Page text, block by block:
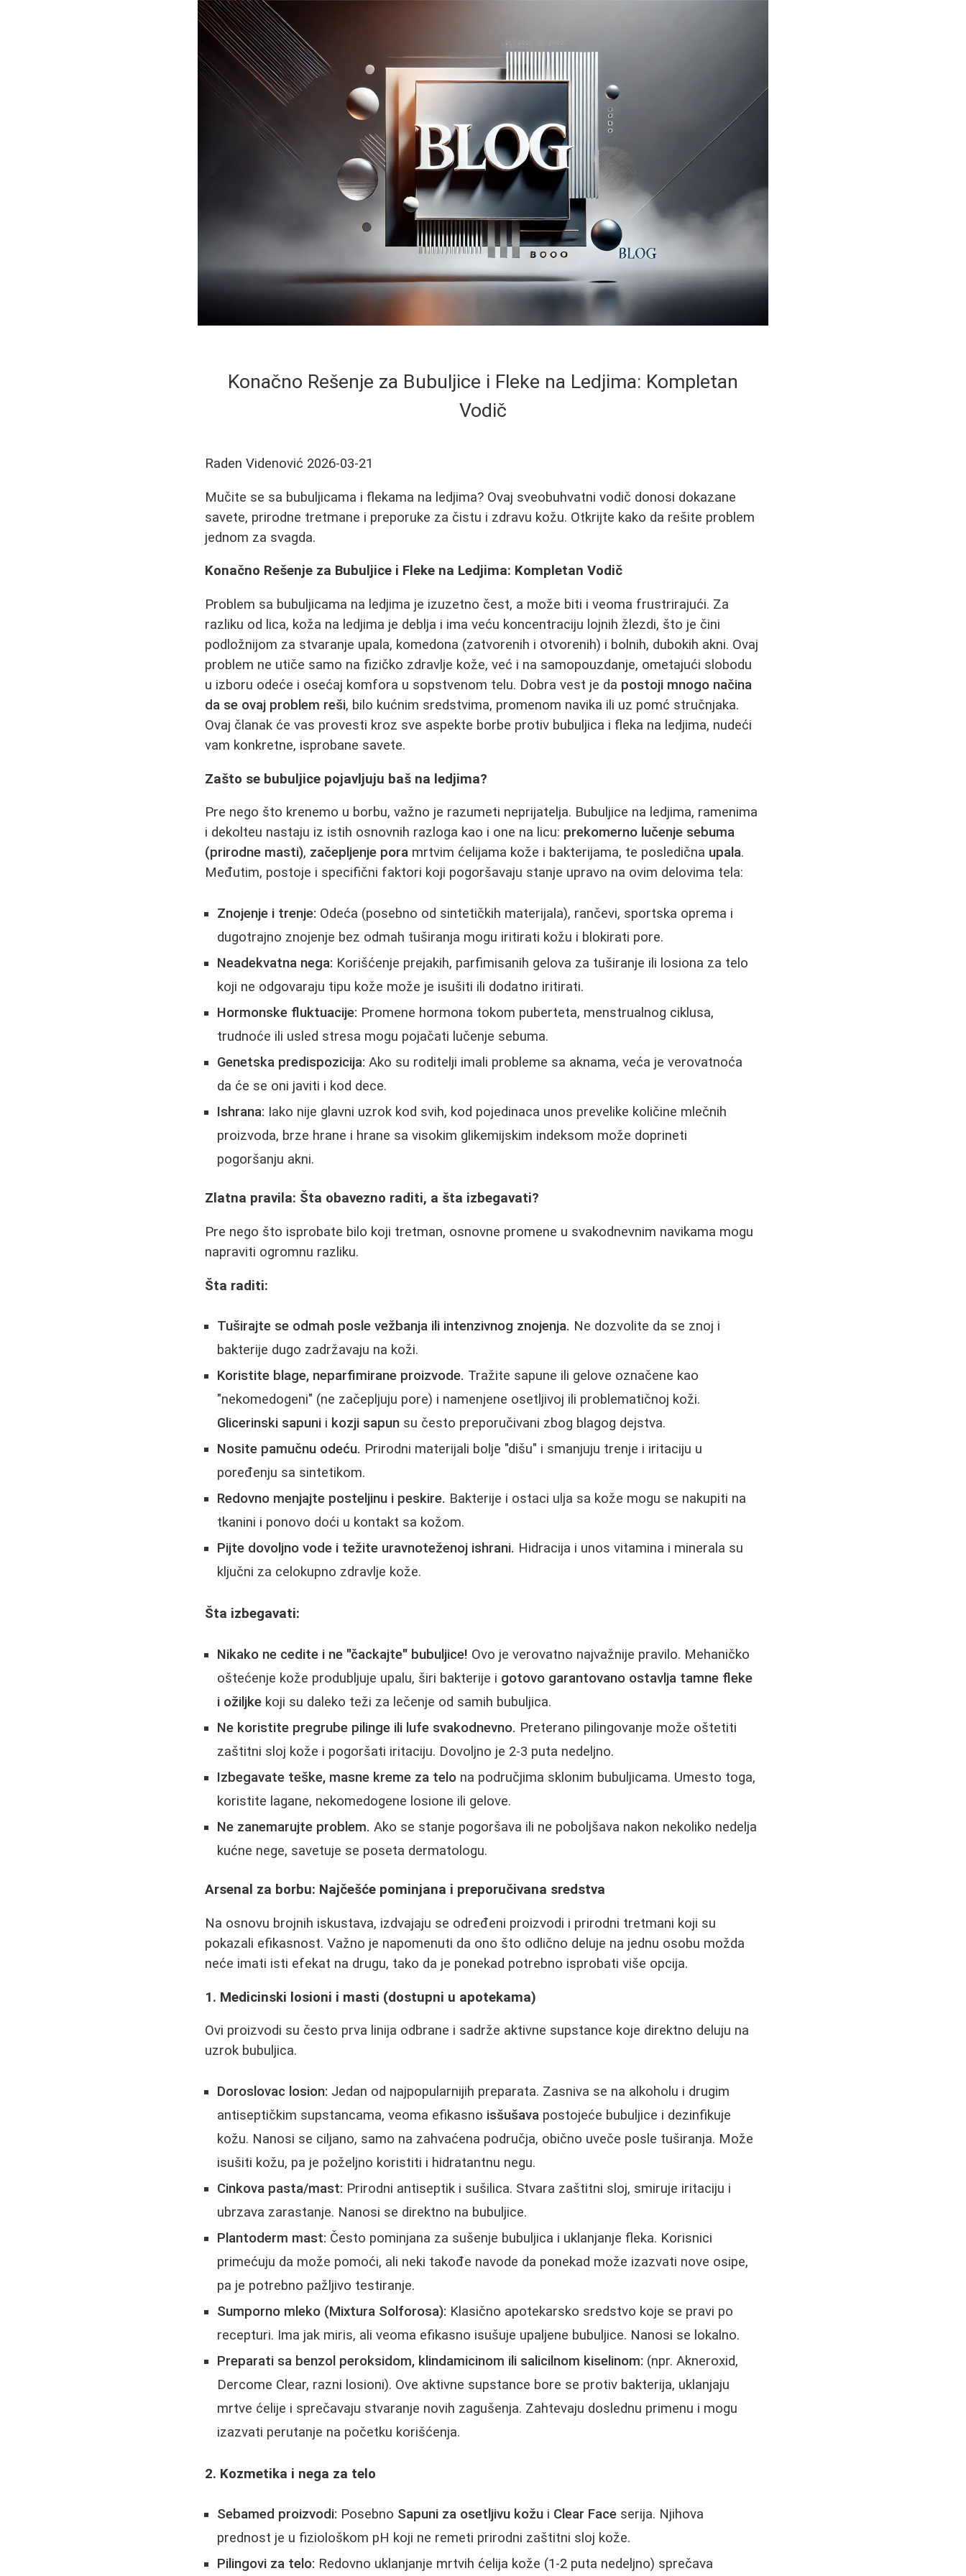
Konačno Rešenje za Bubuljice i Fleke na Ledjima: Kompletan
Vodič
Raden Videnović 2026-03-21
Mučite se sa bubuljicama i flekama na ledjima? Ovaj sveobuhvatni vodič donosi dokazane
savete, prirodne tretmane i preporuke za čistu i zdravu kožu. Otkrijte kako da rešite problem
jednom za svagda.
Konačno Rešenje za Bubuljice i Fleke na Ledjima: Kompletan Vodič
Problem sa bubuljicama na ledjima je izuzetno čest, a može biti i veoma frustrirajući. Za
razliku od lica, koža na ledjima je deblja i ima veću koncentraciju lojnih žlezdi, što je čini
podložnijom za stvaranje upala, komedona (zatvorenih i otvorenih) i bolnih, dubokih akni. Ovaj
problem ne utiče samo na fizičko zdravlje kože, već i na samopouzdanje, ometajući slobodu
u izboru odeće i osećaj komfora u sopstvenom telu. Dobra vest je da postoji mnogo načina
da se ovaj problem reši, bilo kućnim sredstvima, promenom navika ili uz pomć stručnjaka.
Ovaj članak će vas provesti kroz sve aspekte borbe protiv bubuljica i fleka na ledjima, nudeći
vam konkretne, isprobane savete.
Zašto se bubuljice pojavljuju baš na ledjima?
Pre nego što krenemo u borbu, važno je razumeti neprijatelja. Bubuljice na ledjima, ramenima
i dekolteu nastaju iz istih osnovnih razloga kao i one na licu: prekomerno lučenje sebuma
(prirodne masti), začepljenje pora mrtvim ćelijama kože i bakterijama, te posledična upala.
Međutim, postoje i specifični faktori koji pogoršavaju stanje upravo na ovim delovima tela:
Znojenje i trenje: Odeća (posebno od sintetičkih materijala), rančevi, sportska oprema i
dugotrajno znojenje bez odmah tuširanja mogu iritirati kožu i blokirati pore.
Neadekvatna nega: Korišćenje prejakih, parfimisanih gelova za tuširanje ili losiona za telo
koji ne odgovaraju tipu kože može je isušiti ili dodatno iritirati.
Hormonske fluktuacije: Promene hormona tokom puberteta, menstrualnog ciklusa,
trudnoće ili usled stresa mogu pojačati lučenje sebuma.
Genetska predispozicija: Ako su roditelji imali probleme sa aknama, veća je verovatnoća
da će se oni javiti i kod dece.
Ishrana: Iako nije glavni uzrok kod svih, kod pojedinaca unos prevelike količine mlečnih
proizvoda, brze hrane i hrane sa visokim glikemijskim indeksom može doprineti
pogoršanju akni.
Zlatna pravila: Šta obavezno raditi, a šta izbegavati?
Pre nego što isprobate bilo koji tretman, osnovne promene u svakodnevnim navikama mogu
napraviti ogromnu razliku.
Šta raditi:
Tuširajte se odmah posle vežbanja ili intenzivnog znojenja. Ne dozvolite da se znoj i
bakterije dugo zadržavaju na koži.
Koristite blage, neparfimirane proizvode. Tražite sapune ili gelove označene kao
"nekomedogeni" (ne začepljuju pore) i namenjene osetljivoj ili problematičnoj koži.
Glicerinski sapuni i kozji sapun su često preporučivani zbog blagog dejstva.
Nosite pamučnu odeću. Prirodni materijali bolje "dišu" i smanjuju trenje i iritaciju u
poređenju sa sintetikom.
Redovno menjajte posteljinu i peskire. Bakterije i ostaci ulja sa kože mogu se nakupiti na
tkanini i ponovo doći u kontakt sa kožom.
Pijte dovoljno vode i težite uravnoteženoj ishrani. Hidracija i unos vitamina i minerala su
ključni za celokupno zdravlje kože.
Šta izbegavati:
Nikako ne cedite i ne "čackajte" bubuljice! Ovo je verovatno najvažnije pravilo. Mehaničko
oštećenje kože produbljuje upalu, širi bakterije i gotovo garantovano ostavlja tamne fleke
i ožiljke koji su daleko teži za lečenje od samih bubuljica.
Ne koristite pregrube pilinge ili lufe svakodnevno. Preterano pilingovanje može oštetiti
zaštitni sloj kože i pogoršati iritaciju. Dovoljno je 2-3 puta nedeljno.
Izbegavate teške, masne kreme za telo na područjima sklonim bubuljicama. Umesto toga,
koristite lagane, nekomedogene losione ili gelove.
Ne zanemarujte problem. Ako se stanje pogoršava ili ne poboljšava nakon nekoliko nedelja
kućne nege, savetuje se poseta dermatologu.
Arsenal za borbu: Najčešće pominjana i preporučivana sredstva
Na osnovu brojnih iskustava, izdvajaju se određeni proizvodi i prirodni tretmani koji su
pokazali efikasnost. Važno je napomenuti da ono što odlično deluje na jednu osobu možda
neće imati isti efekat na drugu, tako da je ponekad potrebno isprobati više opcija.
1. Medicinski losioni i masti (dostupni u apotekama)
Ovi proizvodi su često prva linija odbrane i sadrže aktivne supstance koje direktno deluju na
uzrok bubuljica.
Doroslovac losion: Jedan od najpopularnijih preparata. Zasniva se na alkoholu i drugim
antiseptičkim supstancama, veoma efikasno isšušava postojeće bubuljice i dezinfikuje
kožu. Nanosi se ciljano, samo na zahvaćena područja, obično uveče posle tuširanja. Može
isušiti kožu, pa je poželjno koristiti i hidratantnu negu.
Cinkova pasta/mast: Prirodni antiseptik i sušilica. Stvara zaštitni sloj, smiruje iritaciju i
ubrzava zarastanje. Nanosi se direktno na bubuljice.
Plantoderm mast: Često pominjana za sušenje bubuljica i uklanjanje fleka. Korisnici
primećuju da može pomoći, ali neki takođe navode da ponekad može izazvati nove osipe,
pa je potrebno pažljivo testiranje.
Sumporno mleko (Mixtura Solforosa): Klasično apotekarsko sredstvo koje se pravi po
recepturi. Ima jak miris, ali veoma efikasno isušuje upaljene bubuljice. Nanosi se lokalno.
Preparati sa benzol peroksidom, klindamicinom ili salicilnom kiselinom: (npr. Akneroxid,
Dercome Clear, razni losioni). Ove aktivne supstance bore se protiv bakterija, uklanjaju
mrtve ćelije i sprečavaju stvaranje novih zagušenja. Zahtevaju doslednu primenu i mogu
izazvati perutanje na početku korišćenja.
2. Kozmetika i nega za telo
Sebamed proizvodi: Posebno Sapuni za osetljivu kožu i Clear Face serija. Njihova
prednost je u fiziološkom pH koji ne remeti prirodni zaštitni sloj kože.
Pilingovi za telo: Redovno uklanjanje mrtvih ćelija kože (1-2 puta nedeljno) sprečava